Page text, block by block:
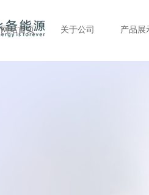
网站首页 关于公司 产品展